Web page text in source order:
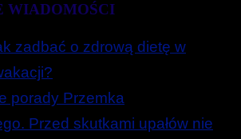
WIADOMOŚCI
zadbać o zdrową dietę w
porady Przemka
Przed skutkami upałów nie